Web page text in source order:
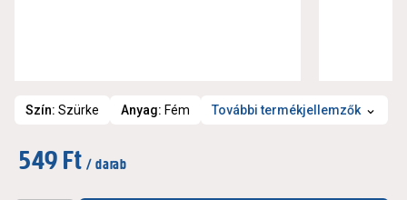
Szín: Szürke Anyag: Fém További termékjellemzők
549 Ft / darab